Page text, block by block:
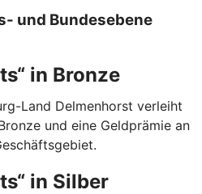
und Bundesebene
in Bronze
Land Delmenhorst verleiht
und eine Geldprämie an
in Silber